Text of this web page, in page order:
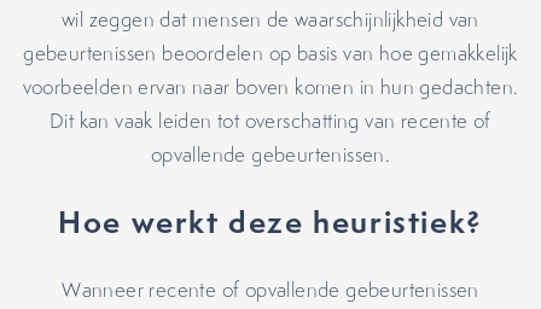
wil zeggen dat mensen de waarschijnlijkheid van
gebeurtenissen beoordelen op basis van hoe gemakkelijk
voorbeelden ervan naar boven komen in hun gedachten.
Dit kan vaak leiden tot overschatting van recente of
opvallende gebeurtenissen.
Hoe werkt deze heuristiek?
Wanneer recente of opvallende gebeurtenissen